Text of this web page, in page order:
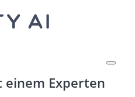
einem Experten